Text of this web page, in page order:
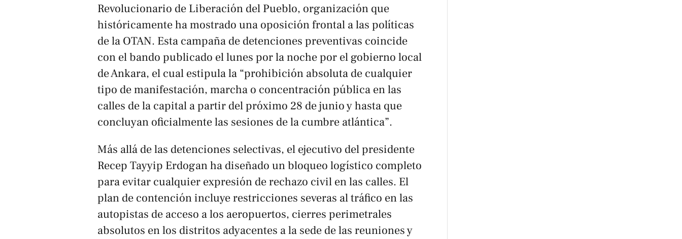
Revolucionario de Liberación del Pueblo, organización que
históricamente ha mostrado una oposición frontal a las políticas
de la OTAN. Esta campaña de detenciones preventivas coincide
con el bando publicado el lunes por la noche por el gobierno local
de Ankara, el cual estipula la “prohibición absoluta de cualquier
tipo de manifestación, marcha o concentración pública en las
calles de la capital a partir del próximo 28 de junio y hasta que
concluyan oficialmente las sesiones de la cumbre atlántica”.
Más allá de las detenciones selectivas, el ejecutivo del presidente
Recep Tayyip Erdogan ha diseñado un bloqueo logístico completo
para evitar cualquier expresión de rechazo civil en las calles. El
plan de contención incluye restricciones severas al tráfico en las
autopistas de acceso a los aeropuertos, cierres perimetrales
absolutos en los distritos adyacentes a la sede de las reuniones y